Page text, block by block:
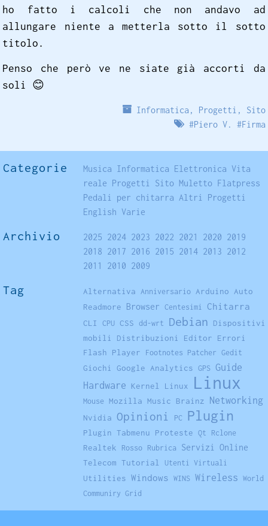
ho fatto i calcoli che non andavo ad
allungare niente a metterla sotto il sotto
titolo.
Penso che però ve ne siate già accorti da
soli 😊
Informatica , Progetti , Sito
#Piero V. #Firma
Categorie Musica Informatica Elettronica Vita
reale Progetti Sito Muletto Flatpress
Pedali per chitarra Altri Progetti
English Varie
Archivio 2025 2024 2023 2022 2021 2020 2019
2018 2017 2016 2015 2014 2013 2012
2011
2010 2009
Tag Alternativa Anniversario Arduino
Auto
Readmore
Browser Centesimi Chitarra
CLI CPU CSS dd-wrt Debian
Dispositivi
mobili
Distribuzioni Editor
Errori
Flash Player
Footnotes Patcher Gedit
Giochi Google Analytics GPS Guide
Hardware Kernel Linux Linux
Mouse Mozilla Music Brainz Networking
Nvidia Opinioni PC Plugin
Plugin Tabmenu Proteste Qt Rclone
Realtek Rosso Rubrica Servizi Online
Telecom Tutorial Utenti Virtuali
Utilities Windows WINS Wireless World
Communiry Grid